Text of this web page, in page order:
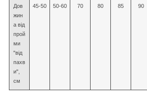
Дов
жин
а від
прой
ми
"від
пахв
и",
см
45-50 50-60 70 80 85 90